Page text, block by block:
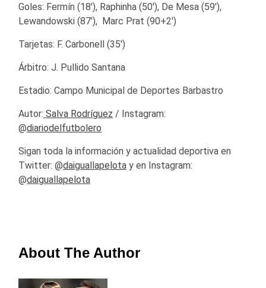
Goles: Fermín (18′), Raphinha (50′), De Mesa (59′),
Lewandowski (87′), Marc Prat (90+2′)
Tarjetas: F. Carbonell (35′)
Árbitro: J. Pullido Santana
Estadio: Campo Municipal de Deportes Barbastro
Autor: Salva Rodríguez / Instagram:
@diariodelfutbolero
Sigan toda la información y actualidad deportiva en
Twitter: @daiguallapelota y en Instagram:
@daiguallapelota
About The Author